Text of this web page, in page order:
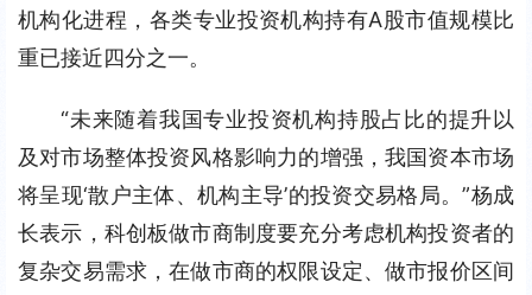
机构化进程，各类专业投资机构持有A股市值规模比
重已接近四分之一。
“未来随着我国专业投资机构持股占比的提升以
及对市场整体投资风格影响力的增强，我国资本市场
将呈现‘散户主体、机构主导’的投资交易格局。”杨成
长表示，科创板做市商制度要充分考虑机构投资者的
复杂交易需求，在做市商的权限设定、做市报价区间